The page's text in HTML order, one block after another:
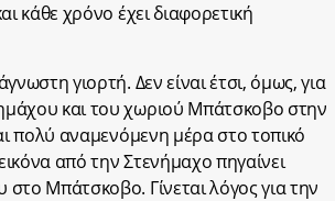
κάθε χρόνο έχει διαφορετική
γιορτή. Δεν είναι έτσι, όμως, για
και του χωριού Μπάτσκοβο στην
πολύ αναμενόμενη μέρα στο τοπικό
από την Στενήμαχο πηγαίνει
Μπάτσκοβο. Γίνεται λόγος για την